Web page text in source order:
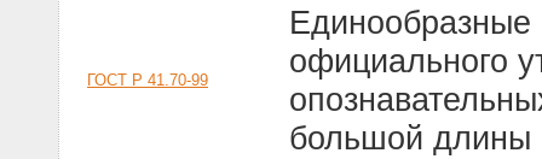
ГОСТ Р 41.70-99
официального
большой длины